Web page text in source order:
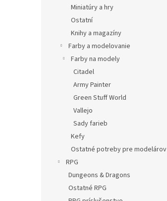
Miniatúry a hry
Ostatní
Knihy a magazíny
Farby a modelovanie
Farby na modely
Citadel
Army Painter
Green Stuff World
Vallejo
Sady farieb
Kefy
Ostatné potreby pre modelárov
RPG
Dungeons & Dragons
Ostatné RPG